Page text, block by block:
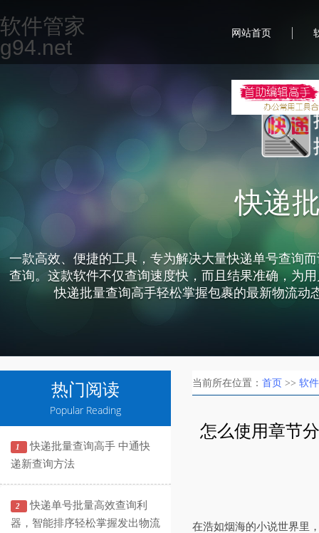
快递
一款高效、便捷的工具，专为解决大量快递单号查询
查询。这款软件不仅查询速度快，而且结果准确，为
快递批量查询高手轻松掌握包裹的最新物流
软件管家
g94.net
网站首页 |
热门阅读
Popular Reading
1
快递批量查询高手 中通快
递新查询方法
2
快递单号批量高效查询利
器，智能排序轻松掌握发出物流
当前所在位置： 首页 >> 软
怎么使用章节
在浩如烟海的小说世界里